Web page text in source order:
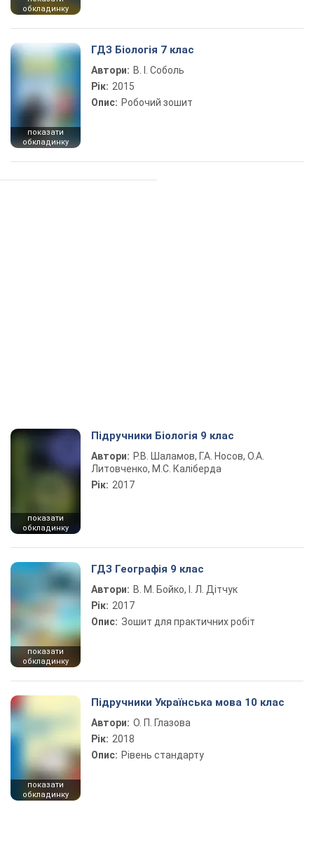
обкладинку
показати
обкладинку
ГДЗ Біологія 7 клас
Автори: В. І. Соболь
Рік: 2015
Опис: Робочий зошит
показати
обкладинку
Підручники Біологія 9 клас
Автори: Р.В. Шаламов, Г.А. Носов, О.А.
Литовченко, М.С. Каліберда
Рік: 2017
показати
обкладинку
ГДЗ Географія 9 клас
Автори: В. М. Бойко, І. Л. Дітчук
Рік: 2017
Опис: Зошит для практичних робіт
показати
обкладинку
Підручники Українська мова 10 клас
Автори: О. П. Глазова
Рік: 2018
Опис: Рівень стандарту